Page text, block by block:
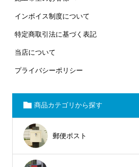
インボイス制度について
特定商取引法に基づく表記
当店について
プライバシーポリシー
商品カテゴリから探す
郵便ポスト